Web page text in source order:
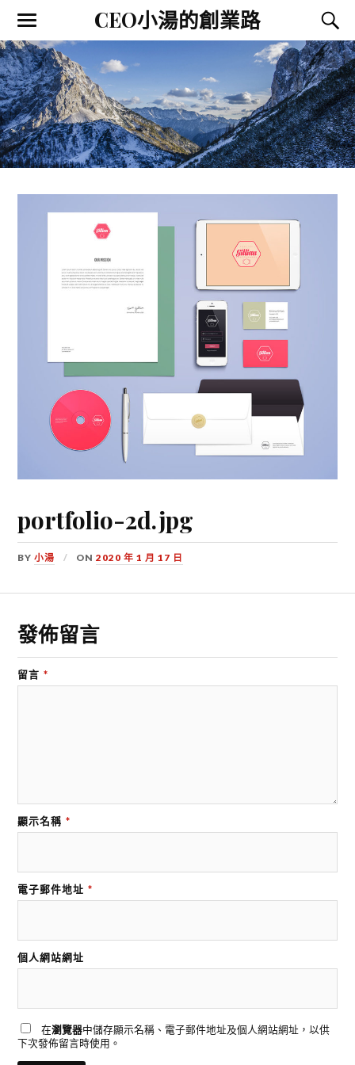
CEO小湯的創業路
portfolio-2d.jpg
BY小湯 ON2020 年 1 月 17 日
發佈留言
留言 *
顯示名稱 *
電子郵件地址 *
個人網站網址
在瀏覽器中儲存顯示名稱、電子郵件地址及個人網站網址，以供
下次發佈留言時使用。